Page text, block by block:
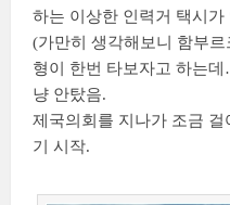
하는 이상한 인력거 택시가
(가만히 생각해보니 함부
형이 한번 타보자고 하는
냥 안탔음.
제국의회를 지나가 조금
기 시작.